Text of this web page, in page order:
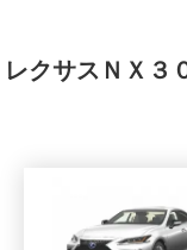
レクサスＮＸ３